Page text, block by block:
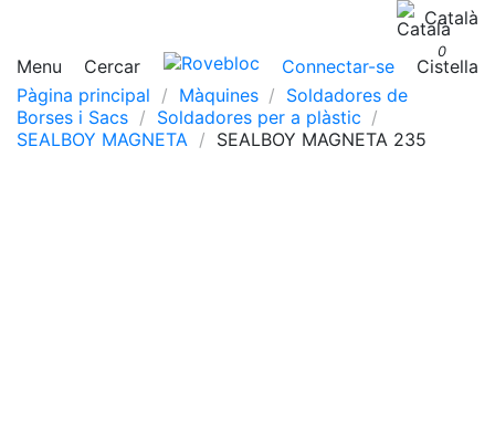
Català
Menu Cercar Connectar-se
0
Cistella
Pàgina principal
Màquines
Soldadores de
Borses i Sacs
Soldadores per a plàstic
SEALBOY MAGNETA
SEALBOY MAGNETA 235